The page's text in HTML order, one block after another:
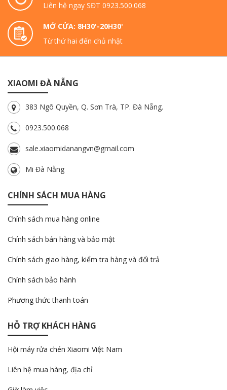
Liên hệ ngay SĐT 0923.500.068
MỞ CỬA: 8H30'-20H30'
Từ thứ hai đến chủ nhật
XIAOMI ĐÀ NẴNG
383 Ngô Quyền, Q. Sơn Trà, TP. Đà Nẵng.
0923.500.068
sale.xiaomidanangvn@gmail.com
Mi Đà Nẵng
CHÍNH SÁCH MUA HÀNG
Chính sách mua hàng online
Chính sách bán hàng và bảo mật
Chính sách giao hàng, kiểm tra hàng và đổi trả
Chính sách bảo hành
Phương thức thanh toán
HỖ TRỢ KHÁCH HÀNG
Hội máy rửa chén Xiaomi Việt Nam
Liên hệ mua hàng, địa chỉ